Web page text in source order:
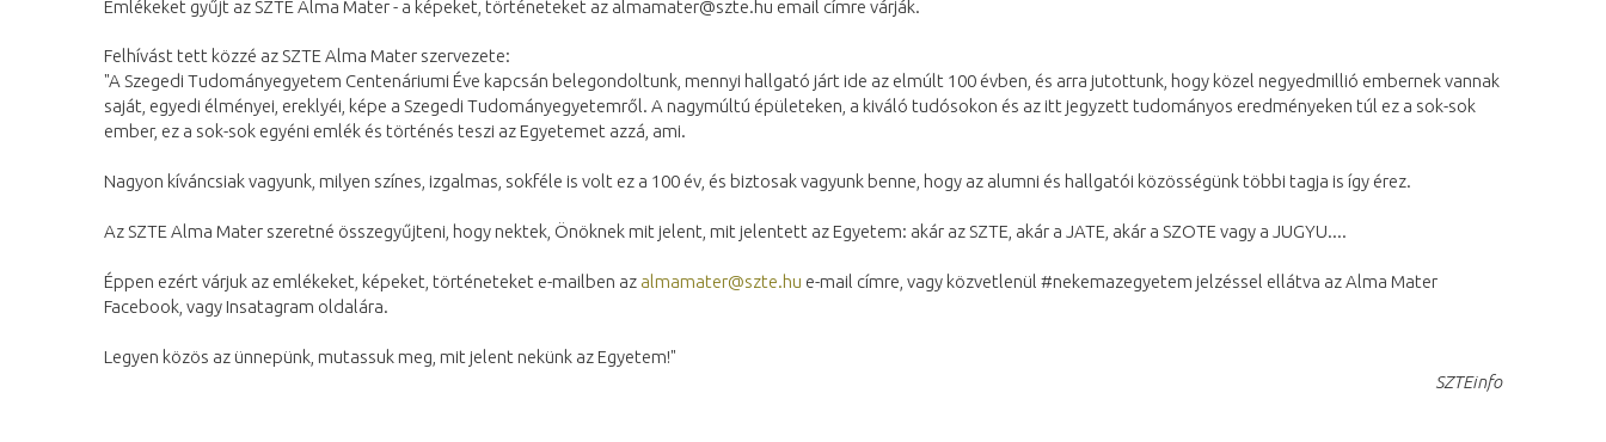
Emlékeket gyűjt az SZTE Alma Mater - a képeket, történeteket az almamater@szte.hu email címre várják.
Felhívást tett közzé az SZTE Alma Mater szervezete:
"A Szegedi Tudományegyetem Centenáriumi Éve kapcsán belegondoltunk, mennyi hallgató járt ide az elmúlt 100 évben, és arra jutottunk, hogy közel negyedmillió embernek vannak
saját, egyedi élményei, ereklyéi, képe a Szegedi Tudományegyetemről. A nagymúltú épületeken, a kiváló tudósokon és az itt jegyzett tudományos eredményeken túl ez a sok-sok
ember, ez a sok-sok egyéni emlék és történés teszi az Egyetemet azzá, ami.
Nagyon kíváncsiak vagyunk, milyen színes, izgalmas, sokféle is volt ez a 100 év, és biztosak vagyunk benne, hogy az alumni és hallgatói közösségünk többi tagja is így érez.
Az SZTE Alma Mater szeretné összegyűjteni, hogy nektek, Önöknek mit jelent, mit jelentett az Egyetem: akár az SZTE, akár a JATE, akár a SZOTE vagy a JUGYU....
Éppen ezért várjuk az emlékeket, képeket, történeteket e-mailben az almamater@szte.hu e-mail címre, vagy közvetlenül #nekemazegyetem jelzéssel ellátva az Alma Mater
Facebook, vagy Insatagram oldalára.
Legyen közös az ünnepünk, mutassuk meg, mit jelent nekünk az Egyetem!"
SZTEinfo